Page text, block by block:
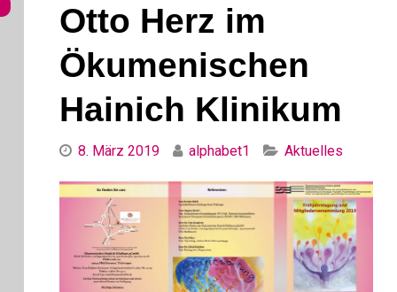
Otto Herz im
Ökumenischen
Hainich Klinikum
8. März 2019 alphabet1 Categories
Aktuelles